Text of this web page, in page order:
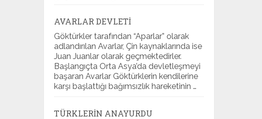
AVARLAR DEVLETI
Göktürkler tarafından “Aparlar” olarak
adlandırılan Avarlar, Çin kaynaklarında ise
Juan Juanlar olarak geçmektedirler.
Başlangıçta Orta Asya’da devletleşmeyi
başaran Avarlar Göktürklerin kendilerine
karşı başlattığı bağımsızlık hareketinin …
TÜRKLERIN ANAYURDU